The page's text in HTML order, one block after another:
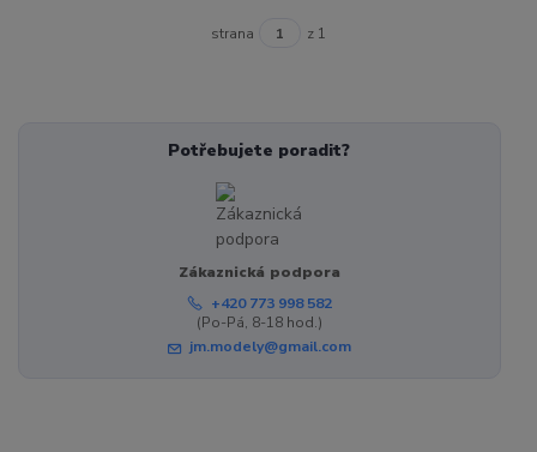
strana z 1
Potřebujete poradit?
Zákaznická podpora
+420 773 998 582
(Po-Pá, 8-18 hod.)
jm.modely@gmail.com